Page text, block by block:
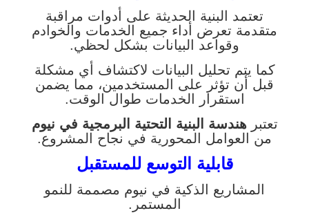
تعتمد البنية الحديثة على أدوات مراقبة
متقدمة تعرض أداء جميع الخدمات والخوادم
وقواعد البيانات بشكل لحظي.
كما يتم تحليل البيانات لاكتشاف أي مشكلة
قبل أن تؤثر على المستخدمين، مما يضمن
استقرار الخدمات طوال الوقت.
تعتبرهندسة البنية التحتية البرمجية في نيوم
من العوامل المحورية في نجاح المشروع.
قابلية التوسع للمستقبل
المشاريع الذكية في نيوم مصممة للنمو
المستمر.